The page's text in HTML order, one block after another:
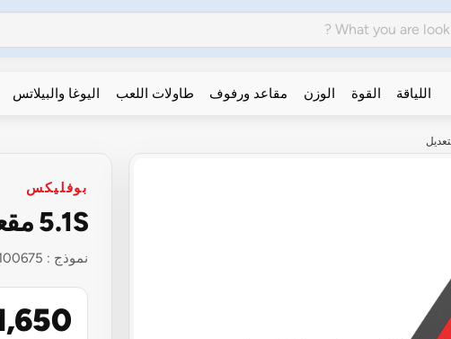
اللياقة القوة الوزن مقاعد ورفوف طاولات اللعب اليوغا والبيلاتس
بوفليكس
5.1S مقعد قابل للتعديل
نموذج :